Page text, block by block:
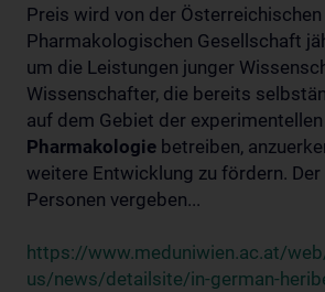
Preis wird von der Österreichischen
Pharmakologischen Gesellschaft
um die Leistungen junger
Wissenschafter, die bereits
auf dem Gebiet der
Pharmakologie betreiben,
weitere Entwicklung zu fördern.
Personen vergeben...
https://www.meduniwien.ac.at/
us/news/detailsite/in-german-